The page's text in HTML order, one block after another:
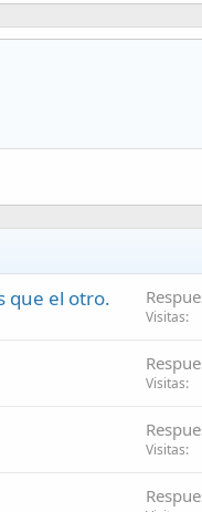
que el otro.
Visitas
Visitas
Visitas